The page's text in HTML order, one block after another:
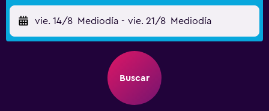
vie. 14/8 Mediodía - vie. 21/8 Mediodía
Buscar